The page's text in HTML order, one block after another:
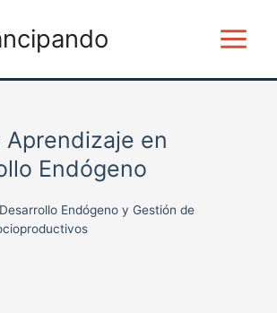
Menu
Aprendizaje en
Endógeno
Desarrollo Endógeno y Gestión de